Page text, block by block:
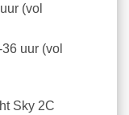
(vol
uur (vol
Sky 2C